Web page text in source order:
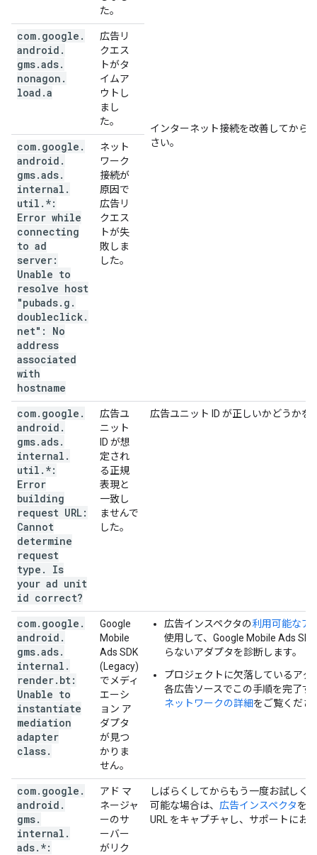
た。
インターネット接続を改善してから
さい。
com. google .
android .
gms.ads.
nonagon .
load .a
広告リ
クエス
トがタ
イムア
ウトし
まし
た。
com. google .
android .
gms.ads.
internal .
util . *:
Error while
connecting
to ad
server:
Unable to
resolve host
"pubads. g .
doubleclick.
net": No
address
associated
with
hostname
ネット
ワーク
接続が
原因で
広告リ
クエス
トが失
敗しま
した。
com. google .
android .
gms.ads.
internal .
util . *:
Error
building
request URL:
Cannot
determine
request
type .
Is
your ad unit
id correct?
広告ユ
ニット
ID が想
定され
る正規
表現と
一致し
ませんで
した。
広告ユニット ID が正しいかどうかを
com. google .
android .
gms.ads.
internal .
render. bt:
Unable to
instantiate
mediation
adapter
class.
Google
Mobile
Ads SDK
(Legacy)
でメディ
エーシ
ョン ア
ダプタ
が見つ
かりま
せん。
広告インスペクタの利用可能なア
使用して、 Google Mobile Ads
らないアダプタを診断します。
プロジェクトに欠落しているアダ
各広告ソースでこの手順を完了す
ネットワークの詳細をご覧くださ
com. google .
android .
gms.
internal .
ads. *:
アド マ
ネージャ
ーのサ
ーバー
がリク
しばらくしてからもう一度お試しく
可能な場合は、 広告インスペクタを
URL をキャプチャし、サポートにお